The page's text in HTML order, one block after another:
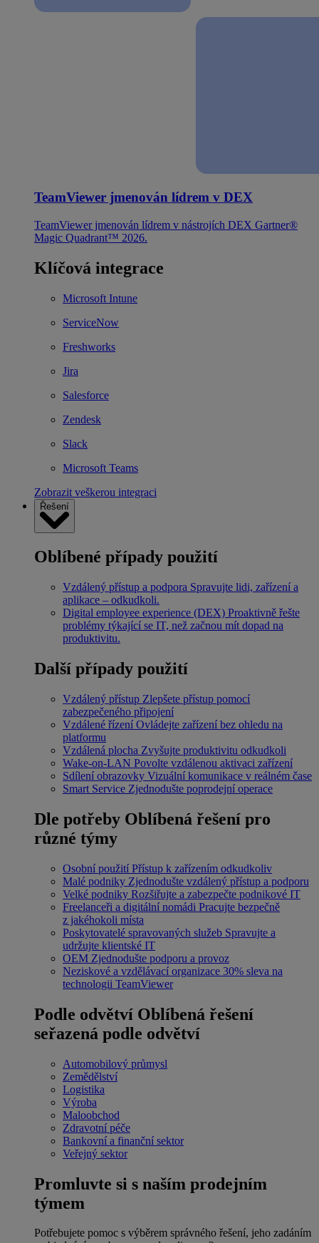
TeamViewer jmenován lídrem v DEX
TeamViewer jmenován lídrem v nástrojích DEX Gartner®
Magic Quadrant™ 2026.
Klíčová integrace
Microsoft Intune
ServiceNow
Freshworks
Jira
Salesforce
Zendesk
Slack
Microsoft Teams
Zobrazit veškerou integraci
Řešení
Oblíbené případy použití
Vzdálený přístup a podpora Spravujte lidi, zařízení a
aplikace – odkudkoli.
Digital employee experience (DEX) Proaktivně řešte
problémy týkající se IT, než začnou mít dopad na
produktivitu.
Další případy použití
Vzdálený přístup Zlepšete přístup pomocí
zabezpečeného připojení
Vzdálené řízení Ovládejte zařízení bez ohledu na
platformu
Vzdálená plocha Zvyšujte produktivitu odkudkoli
Wake-on-LAN Povolte vzdálenou aktivaci zařízení
Sdílení obrazovky Vizuální komunikace v reálném čase
Smart Service Zjednodušte poprodejní operace
Dle potřeby Oblíbená řešení pro
různé týmy
Osobní použití Přístup k zařízením odkudkoliv
Malé podniky Zjednodušte vzdálený přístup a podporu
Velké podniky Rozšiřujte a zabezpečte podnikové IT
Freelanceři a digitální nomádi Pracujte bezpečně
z jakéhokoli místa
Poskytovatelé spravovaných služeb Spravujte a
udržujte klientské IT
OEM Zjednodušte podporu a provoz
Neziskové a vzdělávací organizace 30% sleva na
technologii TeamViewer
Podle odvětví Oblíbená řešení
seřazená podle odvětví
Automobilový průmysl
Zemědělství
Logistika
Výroba
Maloobchod
Zdravotní péče
Bankovní a finanční sektor
Veřejný sektor
Promluvte si s naším prodejním
týmem
Potřebujete pomoc s výběrem správného řešení, jeho zadáním